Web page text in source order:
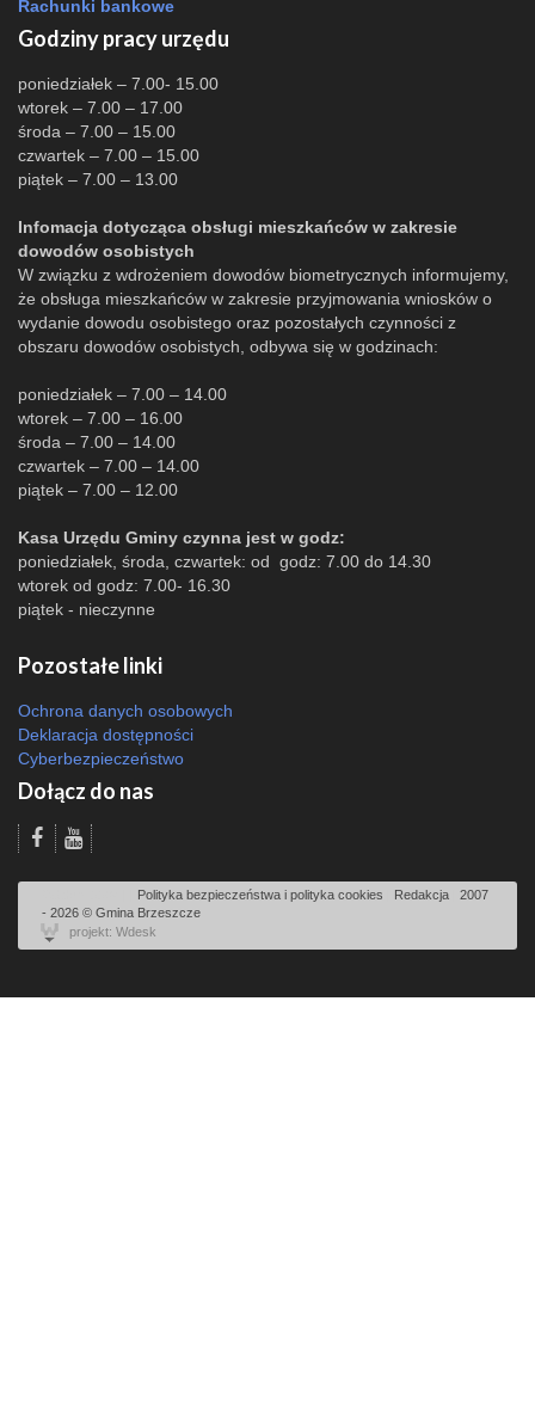
Rachunki bankowe
Godziny pracy urzędu
poniedziałek – 7.00- 15.00
wtorek – 7.00 – 17.00
środa – 7.00 – 15.00
czwartek – 7.00 – 15.00
piątek – 7.00 – 13.00
Infomacja dotycząca obsługi mieszkańców w zakresie
dowodów osobistych
W związku z wdrożeniem dowodów biometrycznych informujemy,
że obsługa mieszkańców w zakresie przyjmowania wniosków o
wydanie dowodu osobistego oraz pozostałych czynności z
obszaru dowodów osobistych, odbywa się w godzinach:
poniedziałek – 7.00 – 14.00
wtorek – 7.00 – 16.00
środa – 7.00 – 14.00
czwartek – 7.00 – 14.00
piątek – 7.00 – 12.00
Kasa Urzędu Gminy czynna jest w godz:
poniedziałek, środa, czwartek: od godz: 7.00 do 14.30
wtorek od godz: 7.00- 16.30
piątek - nieczynne
Pozostałe linki
Ochrona danych osobowych
Deklaracja dostępności
Cyberbezpieczeństwo
Dołącz do nas
Polityka bezpieczeństwa i polityka cookies Redakcja
2007
- 2026 © Gmina Brzeszcze
projekt: Wdesk